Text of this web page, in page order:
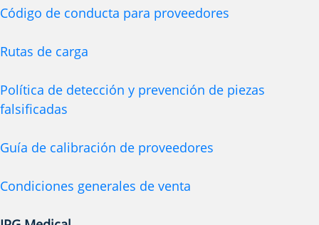
Código de conducta para proveedores
Rutas de carga
Política de detección y prevención de piezas
falsificadas
Guía de calibración de proveedores
Condiciones generales de venta